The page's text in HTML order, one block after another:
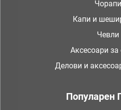
Чорапи
Капи и
Чевли
Аксесоари за
Делови и
Популарен